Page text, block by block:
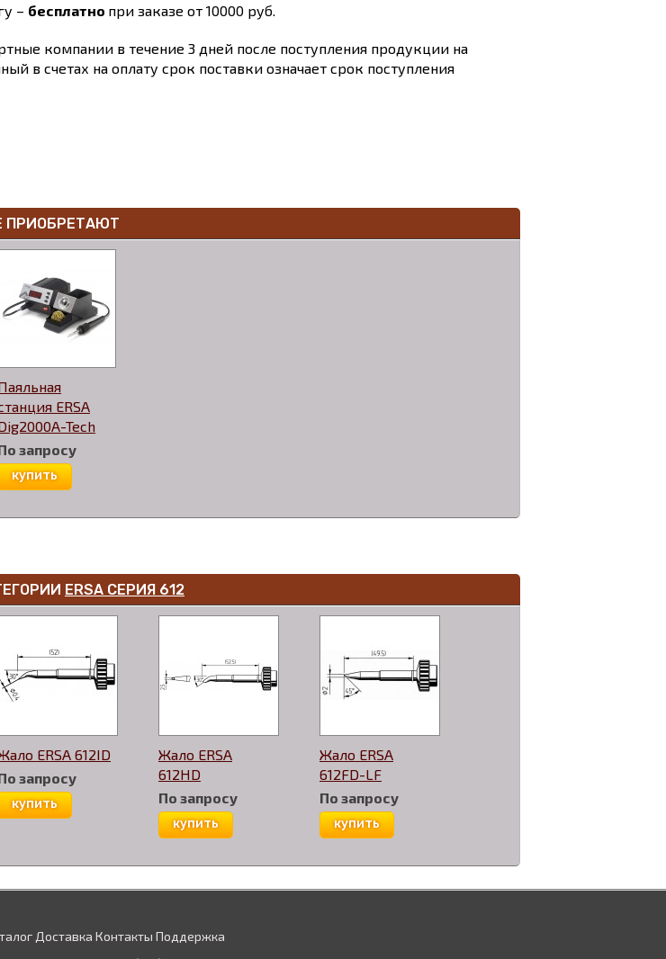
– бесплатно при заказе от 10000 руб.
компании в течение 3 дней после поступления продукции на
в счетах на оплату срок поставки означает срок поступления
ПРИОБРЕТАЮТ
ERSA
Tech
запросу
купить
ERSA СЕРИЯ 612
ERSA 612ID
запросу
купить
Жало ERSA
612HD
По запросу
купить
Жало ERSA
612FD-LF
По запросу
купить
Доставка Контакты Поддержка